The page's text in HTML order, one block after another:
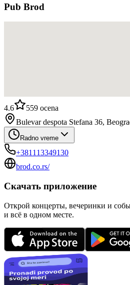
Pub Brod
4.6 559 ocena
Bulevar despota Stefana 36,
Radno vreme
+381113349130
brod.co.rs/
Скачать приложение
Открой концерты, вечеринки и
и всё в одном месте.